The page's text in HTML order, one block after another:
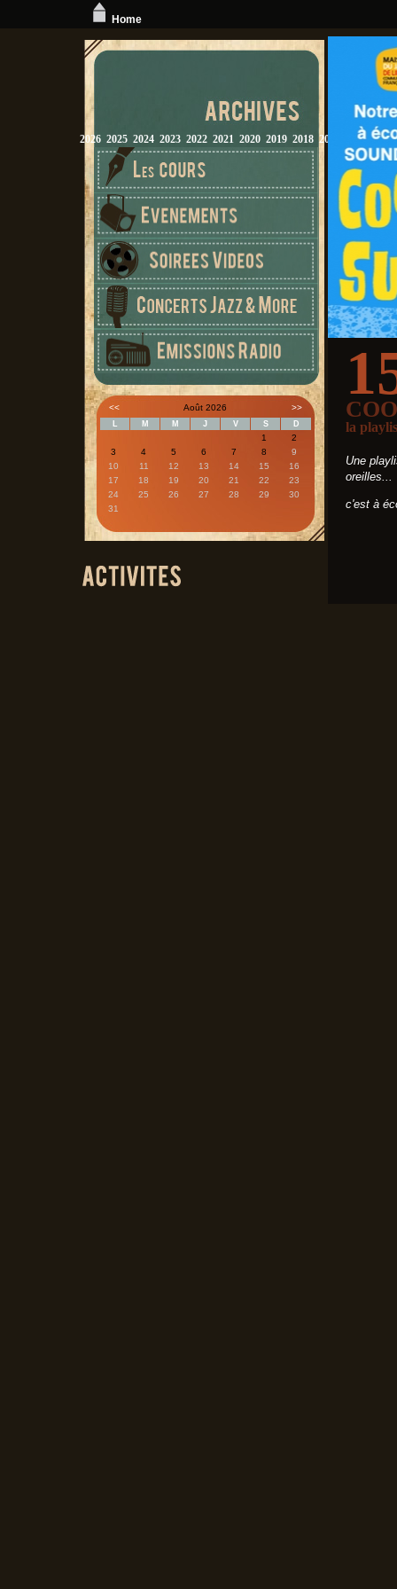
2026 2025 2024 2023 2022 2021 2020 2019 2018 2017 2016 2015
<< Août 2026 >>
L M M J V S D
1
2
3
4 5 6 7 8
9
10
11 12 13 14 15
16
17
18 19 20 21 22
23
24
25 26 27 28 29
30
31
la
Une
oreilles...
c'est à
Home